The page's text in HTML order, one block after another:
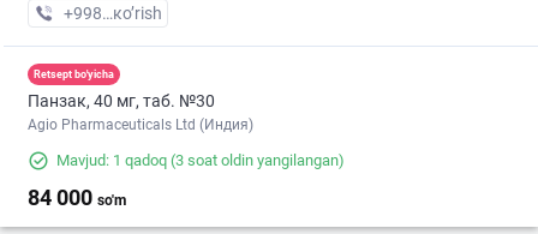
+998 (33) XXX-XX-XX
кo’rish
Retsept bo'yicha
Панзак, 40 мг, таб. №30
Agio Pharmaceuticals Ltd (Индия)
Mavjud: 1 qadoq (3 soat oldin yangilangan)
84 000 so'm